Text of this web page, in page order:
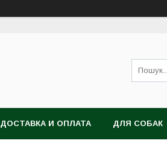
ДОСТАВКА И ОПЛАТА ДЛЯ СОБАК